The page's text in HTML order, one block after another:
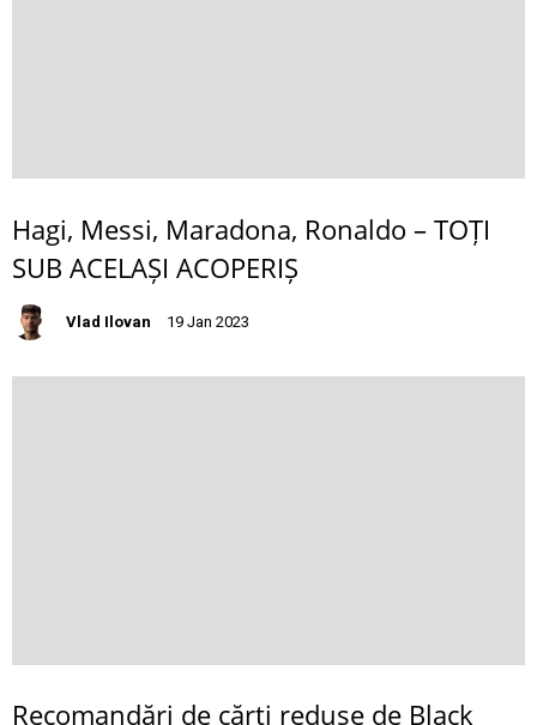
Hagi, Messi, Maradona, Ronaldo – TOȚI
SUB ACELAȘI ACOPERIȘ
Vlad Ilovan 19 Jan 2023
Recomandări de cărți reduse de Black